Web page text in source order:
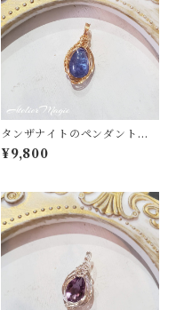
タンザナイトのペンダントト
ップ（14kgfワイヤー）
¥9,800